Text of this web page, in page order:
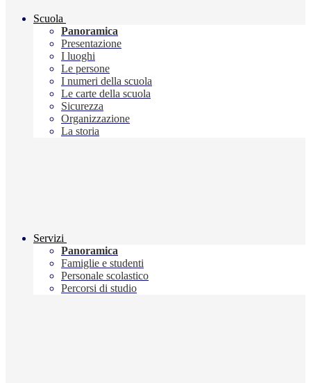
Scuola
Panoramica
Presentazione
I luoghi
Le persone
I numeri della scuola
Le carte della scuola
Sicurezza
Organizzazione
La storia
Servizi
Panoramica
Famiglie e studenti
Personale scolastico
Percorsi di studio